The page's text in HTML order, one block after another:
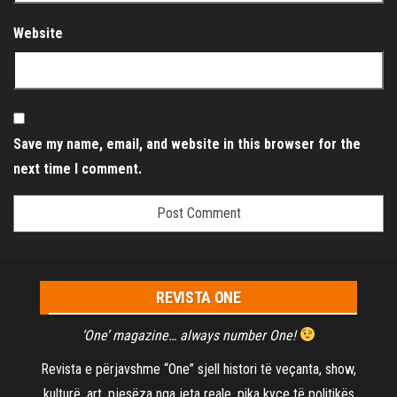
Website
Save my name, email, and website in this browser for the
next time I comment.
REVISTA ONE
‘One’ magazine… always number One!
Revista e përjavshme “One” sjell histori të veçanta, show,